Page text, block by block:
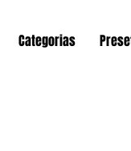
Categorias